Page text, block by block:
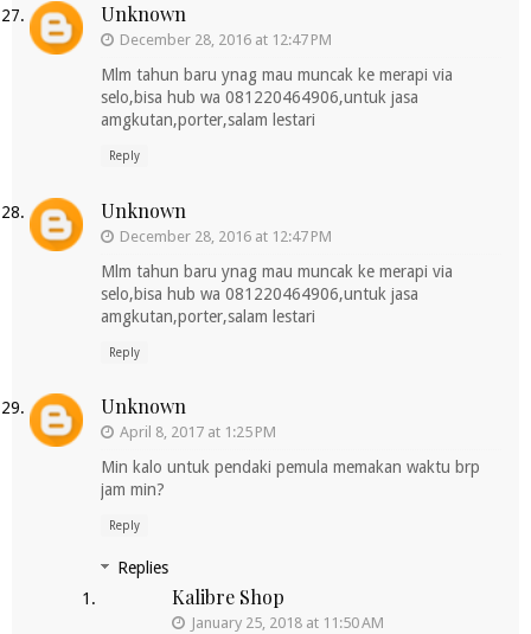
Unknown
December 28, 2016 at 12:47 PM
Mlm tahun baru ynag mau muncak ke merapi via
selo,bisa hub wa 081220464906,untuk jasa
amgkutan,porter,salam lestari
Reply
Unknown
December 28, 2016 at 12:47 PM
Mlm tahun baru ynag mau muncak ke merapi via
selo,bisa hub wa 081220464906,untuk jasa
amgkutan,porter,salam lestari
Reply
Unknown
April 8, 2017 at 1:25 PM
Min kalo untuk pendaki pemula memakan waktu brp
jam min?
Reply
Replies
Kalibre Shop
January 25, 2018 at 11:50 AM